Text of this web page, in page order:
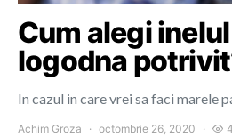
Cum alegi
logodna
In cazul in care vrei sa faci marele
Achim Groza octombrie 26, 2020